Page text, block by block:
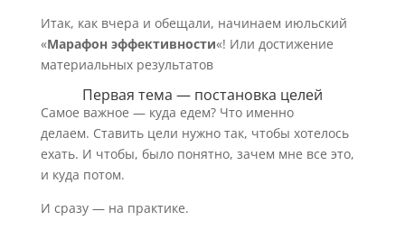
Итак, как вчера и обещали, начинаем июльский
«Марафон эффективности«! Или достижение
материальных результатов
Первая тема — постановка целей
Самое важное — куда едем? Что именно
делаем. Ставить цели нужно так, чтобы хотелось
ехать. И чтобы, было понятно, зачем мне все это,
и куда потом.
И сразу — на практике.